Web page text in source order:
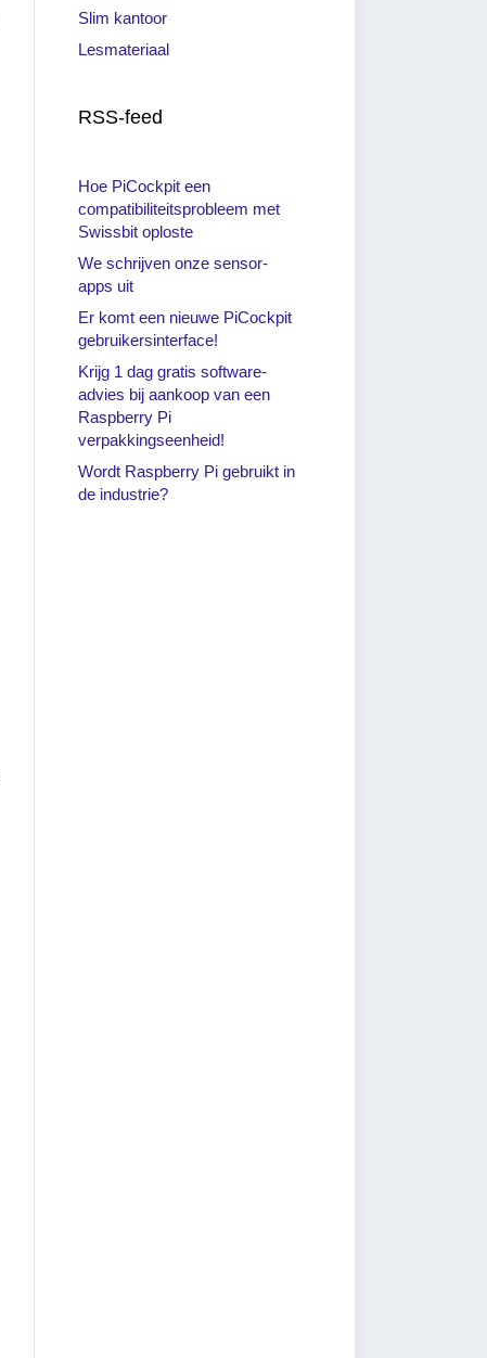
Slim kantoor
Lesmateriaal
RSS-feed
Hoe PiCockpit een
compatibiliteitsprobleem met
Swissbit oploste
We schrijven onze sensor-
apps uit
Er komt een nieuwe PiCockpit
gebruikersinterface!
Krijg 1 dag gratis software-
advies bij aankoop van een
Raspberry Pi
verpakkingseenheid!
Wordt Raspberry Pi gebruikt in
de industrie?